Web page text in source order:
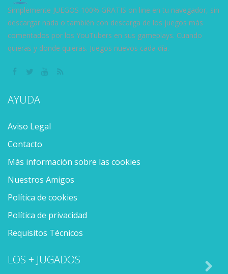
Simplemente JUEGOS 100% GRATIS on line en tu navegador, sin
descargar nada o también con descarga de los juegos más
comentados por los YouTubers en sus gameplays. Cuando
quieras y donde quieras. Juegos nuevos cada día.
AYUDA
Aviso Legal
Contacto
Más información sobre las cookies
Nuestros Amigos
Política de cookies
Política de privacidad
Requisitos Técnicos
LOS + JUGADOS
